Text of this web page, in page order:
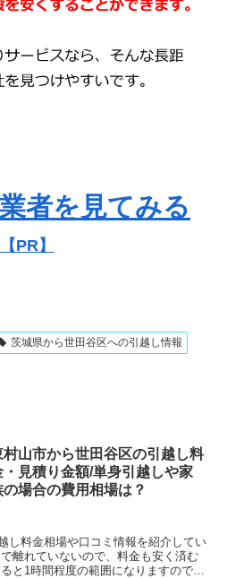
者を見てみる
【PR】
茨城県から世田谷区への引越し情報
村山市から世田谷区の引越し料
・見積り金額/単身引越しや家
の場合の費用相場は？
し料金相場や口コミ情報を紹介してい
離れていないので、料金も安く済む
と1時間程度の範囲になりますので、